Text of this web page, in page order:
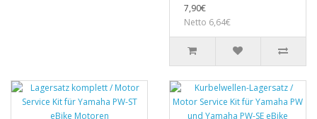
7,90€
Netto 6,64€